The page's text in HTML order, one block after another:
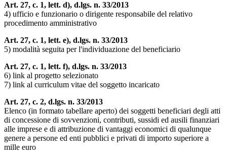
Art. 27, c. 1, lett. d), d.lgs. n. 33/2013
4) ufficio e funzionario o dirigente responsabile del relativo
procedimento amministrativo
Art. 27, c. 1, lett. e), d.lgs. n. 33/2013
5) modalità seguita per l'individuazione del beneficiario
Art. 27, c. 1, lett. f), d.lgs. n. 33/2013
6) link al progetto selezionato
7) link al curriculum vitae del soggetto incaricato
Art. 27, c. 2, d.lgs. n. 33/2013
Elenco (in formato tabellare aperto) dei soggetti beneficiari degli atti
di concessione di sovvenzioni, contributi, sussidi ed ausili finanziari
alle imprese e di attribuzione di vantaggi economici di qualunque
genere a persone ed enti pubblici e privati di importo superiore a
mille euro